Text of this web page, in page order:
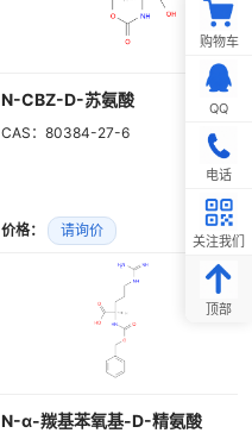
N-CBZ-D-苏氨酸
CAS：80384-27-6
价格： 请询价
N-α-羰基苯氧基-D-精氨酸
购物车
QQ
电话
关注我们
顶部